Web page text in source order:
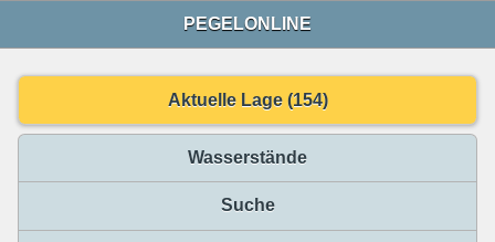
PEGELONLINE
Aktuelle Lage (154)
Wasserstände
Suche